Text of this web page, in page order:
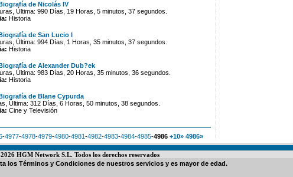
de Nicolás IV
Última: 990 Días, 19 Horas, 5 minutos, 37 segundos.
Historia
de San Lucio I
Última: 994 Días, 1 Horas, 35 minutos, 37 segundos.
Historia
de Alexander Dub?ek
Última: 983 Días, 20 Horas, 35 minutos, 36 segundos.
Historia
de Blane Cypurda
Última: 312 Días, 6 Horas, 50 minutos, 38 segundos.
Cine y Televisión
-4977-4978-4979-4980-4981-4982-4983-4984-4985-4986 +10» 4986»
HGM Network S.L. Todos los derechos reservados
los Términos y Condiciones de nuestros servicios y es mayor de edad.